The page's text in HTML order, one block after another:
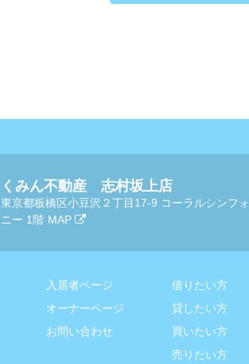
くみん不動産 志村坂上店
東京都板橋区小豆沢２丁目17-9 コーラルシンフォ
ニー 1階 MAP
入居者ページ
オーナーページ
お問い合わせ
借りたい方
貸したい方
買いたい方
売りたい方